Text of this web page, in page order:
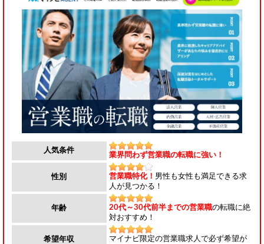
人気条件
業界問わず営業職の転職に強い！
性別 営業職特化！ 男性も女性も満足できる求
人が見つかる！
年齢 20代～30代前半までの営業職の転職に絶
対おすすめ！
希望年収
マイナビ限定の営業職求人で必ず希望が